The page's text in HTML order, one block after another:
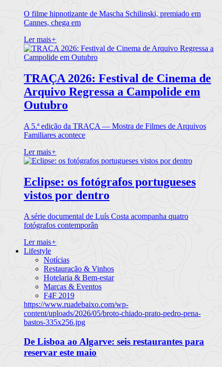
O filme hipnotizante de Mascha Schilinski, premiado em
Cannes, chega em
Ler mais+
TRAÇA 2026: Festival de Cinema de
Arquivo Regressa a Campolide em
Outubro
A 5.ª edição da TRAÇA — Mostra de Filmes de Arquivos
Familiares acontece
Ler mais+
Eclipse: os fotógrafos portugueses
vistos por dentro
A série documental de Luís Costa acompanha quatro
fotógrafos contemporân
Ler mais+
Lifestyle
Notícias
Restauração & Vinhos
Hotelaria & Bem-estar
Marcas & Eventos
F4F 2019
https://www.ruadebaixo.com/wp-
content/uploads/2026/05/broto-chiado-prato-pedro-pena-
bastos-335x256.jpg
De Lisboa ao Algarve: seis restaurantes para
reservar este maio